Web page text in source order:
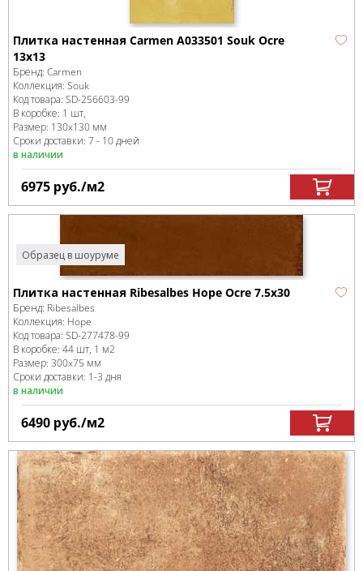
Плитка настенная Carmen A033501 Souk Ocre
13х13
Бренд: Carmen
Коллекция: Souk
Код товара: SD-256603-99
В коробке: 1 шт,
Размер: 130x130 мм
Сроки доставки: 7 - 10 дней
в наличии
6975 руб./м2
Образец в шоуруме
Плитка настенная Ribesalbes Hope Ocre 7.5x30
Бренд: Ribesalbes
Коллекция: Hope
Код товара: SD-277478-99
В коробке: 44 шт, 1 м2
Размер: 300x75 мм
Сроки доставки: 1-3 дня
в наличии
6490 руб./м2